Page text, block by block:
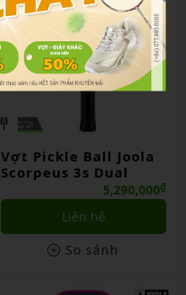
Vợt Pickle Ball Joola
Scorpeus 3s Dual
5,290,000₫
Liên hệ
So sánh